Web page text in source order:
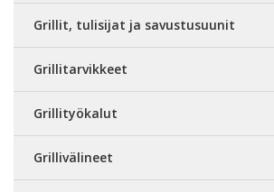
Grillit, tulisijat ja savustusuunit
Grillitarvikkeet
Grillityökalut
Grillivälineet